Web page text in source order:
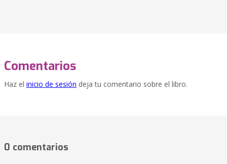
Comentarios
Haz el inicio de sesión deja tu comentario sobre el libro.
0 comentarios